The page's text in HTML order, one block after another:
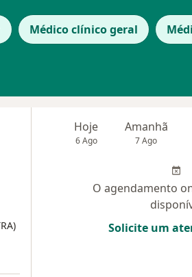
Médico clínico geral
Hoje
6 Ago
Amanhã
7 Ago
O agendamento
Solicite um